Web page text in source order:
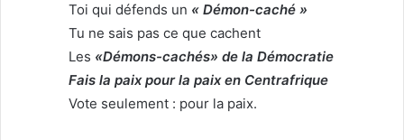
Toi qui défends un « Démon-caché »
Tu ne sais pas ce que cachent
Les «Démons-cachés» de la Démocratie
Fais la paix pour la paix en Centrafrique
Vote seulement : pour la paix.